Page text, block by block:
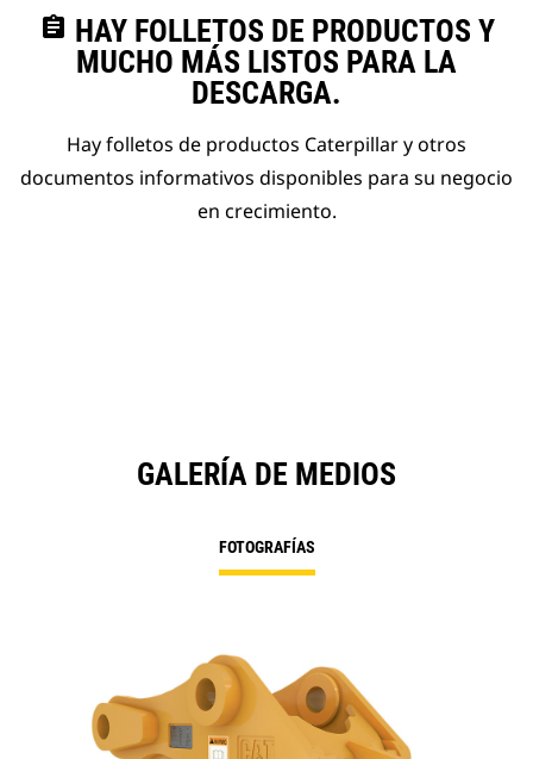
assignment HAY FOLLETOS DE PRODUCTOS Y
MUCHO MÁS LISTOS PARA LA
DESCARGA.
Hay folletos de productos Caterpillar y otros
documentos informativos disponibles para su negocio
en crecimiento.
GALERÍA DE MEDIOS
FOTOGRAFÍAS